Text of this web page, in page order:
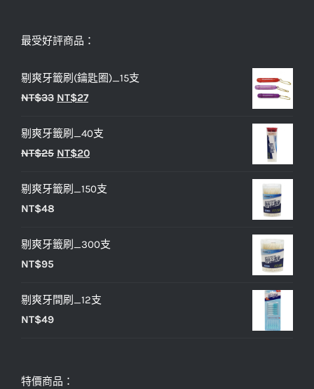
最受好評商品：
剔爽牙籤刷(鑰匙圈)_15支
NT$33 原
價
格：
NT$27目
價
格：
剔爽牙籤刷_40支
NT$25 原
價
NT$20目
價
剔爽牙籤刷_150支
NT$48
剔爽牙籤刷_300支
NT$95
剔爽牙間刷_12支
NT$49
特價商品：